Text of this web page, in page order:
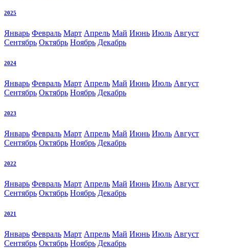
2025
Январь Февраль Март Апрель Май Июнь Июль Август
Сентябрь Октябрь Ноябрь Декабрь
2024
Январь Февраль Март Апрель Май Июнь Июль Август
Сентябрь Октябрь Ноябрь Декабрь
2023
Январь Февраль Март Апрель Май Июнь Июль Август
Сентябрь Октябрь Ноябрь Декабрь
2022
Январь Февраль Март Апрель Май Июнь Июль Август
Сентябрь Октябрь Ноябрь Декабрь
2021
Январь Февраль Март Апрель Май Июнь Июль Август
Сентябрь Октябрь Ноябрь Декабрь